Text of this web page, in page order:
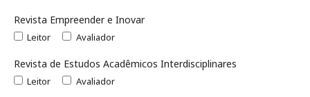
Revista Empreender e Inovar
Leitor Avaliador
Revista de Estudos Acadêmicos Interdisciplinares
Leitor Avaliador